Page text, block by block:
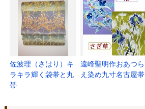
佐波理（さはり）キ
ラキラ輝く袋帯と丸
帯
遠峰聖明作おあつら
え染め九寸名古屋帯